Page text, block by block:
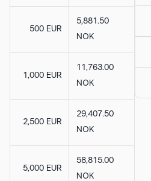
500 EUR
5,881.50
NOK
1,000 EUR
11,763.00
NOK
2,500 EUR
29,407.50
NOK
5,000 EUR
58,815.00
NOK